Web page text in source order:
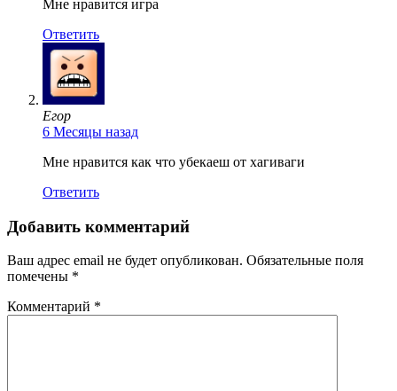
Мне нравится игра
Ответить
Егор
6 Месяцы назад
Мне нравится как что убекаеш от хагиваги
Ответить
Добавить комментарий
Ваш адрес email не будет опубликован. Обязательные поля
помечены *
Комментарий *